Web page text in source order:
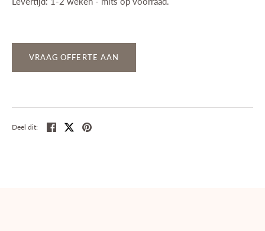
VRAAG OFFERTE AAN
Deel dit: Deel TweetPin